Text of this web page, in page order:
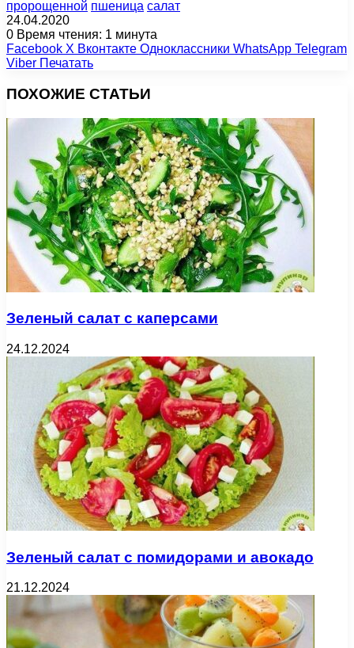
пророщенной пшеница салат
24.04.2020
0 Время чтения: 1 минута
Facebook X Вконтакте Одноклассники WhatsApp Telegram
Viber Печатать
ПОХОЖИЕ СТАТЬИ
Зеленый салат с каперсами
24.12.2024
Зеленый салат с помидорами и авокадо
21.12.2024